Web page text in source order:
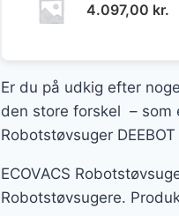
4.097,00 kr.
Er du på udkig efter
den store forskel – som
Robotstøvsuger
ECOVACS
Robotstøvsugere.